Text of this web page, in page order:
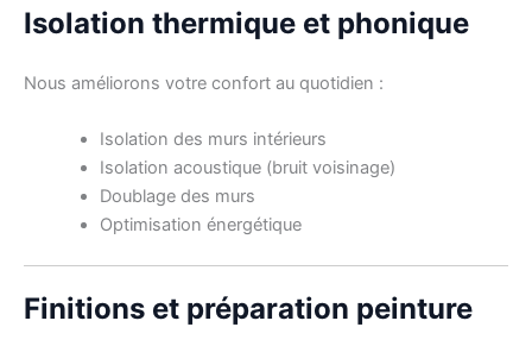
Isolation thermique et phonique
Nous améliorons votre confort au quotidien :
Isolation des murs intérieurs
Isolation acoustique (bruit voisinage)
Doublage des murs
Optimisation énergétique
Finitions et préparation peinture